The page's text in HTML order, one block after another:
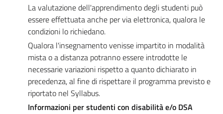
La valutazione dell'apprendimento degli studenti può
essere effettuata anche per via elettronica, qualora le
condizioni lo richiedano.
Qualora l'insegnamento venisse impartito in modalità
mista o a distanza potranno essere introdotte le
necessarie variazioni rispetto a quanto dichiarato in
precedenza, al fine di rispettare il programma previsto e
riportato nel Syllabus.
Informazioni per studenti con disabilità e/o DSA